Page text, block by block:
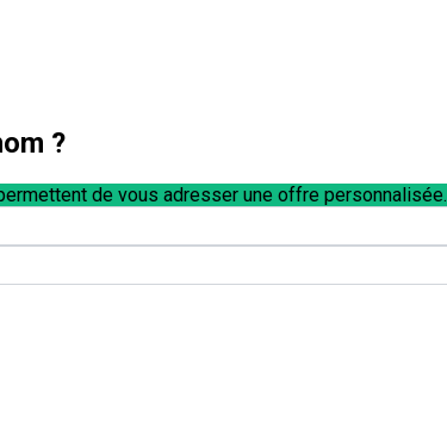
?
de vous adresser une offre personnalisée.